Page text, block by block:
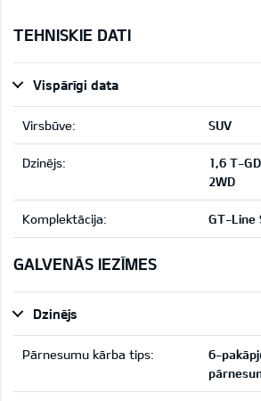
TEHNISKIE DATI
Vispārīgi data
Virsbūve: SUV
Dzinējs:
1,6 T-
2WD
Komplektācija: GT-Line
GALVENĀS IEZĪMES
Dzinējs
Pārnesumu kārba tips:
6-